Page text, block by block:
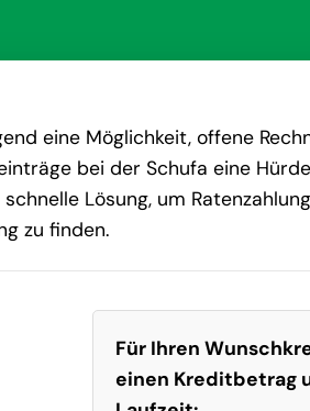
eine Möglichkeit, offene
bei der Schufa eine
Lösung, um
zu finden.
Für Ihren
einen Kreditbetrag